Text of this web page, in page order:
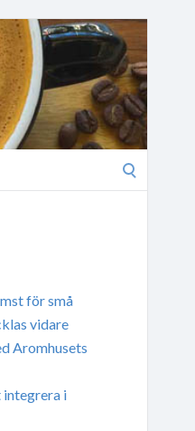
för små
vidare
Aromhusets
i